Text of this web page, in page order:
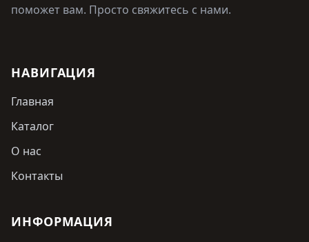
поможет вам. Просто свяжитесь с нами.
НАВИГАЦИЯ
Главная
Каталог
О нас
Контакты
ИНФОРМАЦИЯ